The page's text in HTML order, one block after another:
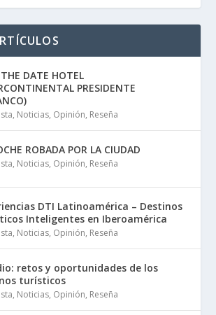
THE DATE HOTEL
PRESIDENTE
, Noticias, Opinión, Reseña
ROBADA POR LA CIUDAD
, Noticias, Opinión, Reseña
DTI Latinoamérica – Destinos
Inteligentes en Iberoamérica
, Noticias, Opinión, Reseña
retos y oportunidades de los
turísticos
, Noticias, Opinión, Reseña